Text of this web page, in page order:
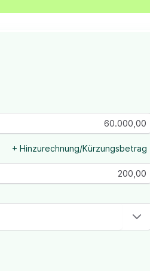
+ Hinzurechnung/Kürzungsbetrag